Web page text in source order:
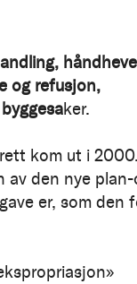
og refusjon,
ker.
kom ut i
av den nye
er, som den